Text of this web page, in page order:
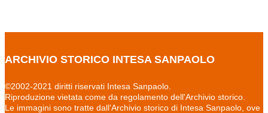
ARCHIVIO STORICO INTESA SANPAOLO
©2002-2021 diritti riservati Intesa Sanpaolo.
Riproduzione vietata come da regolamento dell'Archivio storico.
Le immagini sono tratte dall'Archivio storico di Intesa Sanpaolo, ove